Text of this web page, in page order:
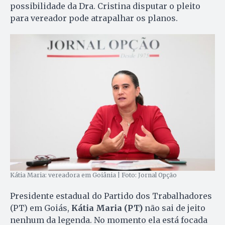
possibilidade da Dra. Cristina disputar o pleito
para vereador pode atrapalhar os planos.
Kátia Maria: vereadora em Goiânia | Foto: Jornal Opção
Presidente estadual do Partido dos Trabalhadores
(PT) em Goiás, Kátia Maria (PT) não sai de jeito
nenhum da legenda. No momento ela está focada